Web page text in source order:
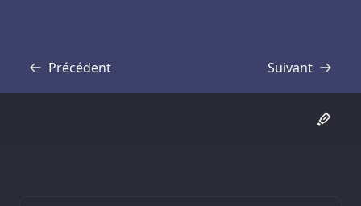
Précédent
Transcription Suivant
Transcription